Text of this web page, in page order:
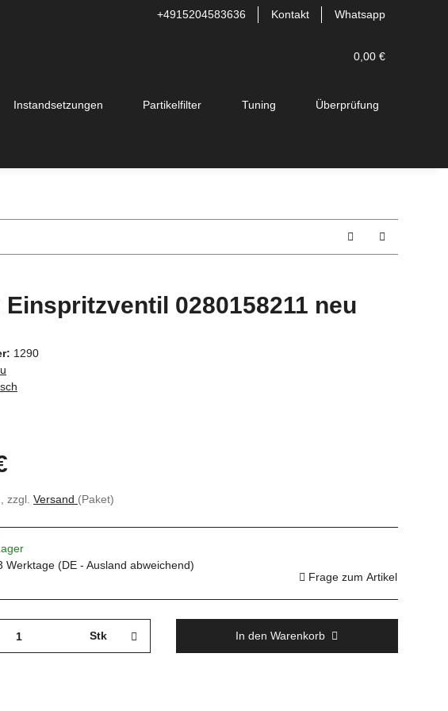
+4915204583636 Kontakt Whatsapp
0,00 €
Instandsetzungen Partikelfilter Tuning Überprüfung
0280158211 neu
1290
zzgl. Versand (Paket)
Werktage (DE - Ausland abweichend)
Frage zum Artikel
Stk In den Warenkorb